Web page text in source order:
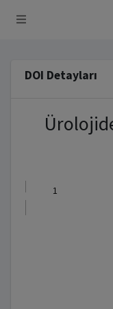
DOI Detayları